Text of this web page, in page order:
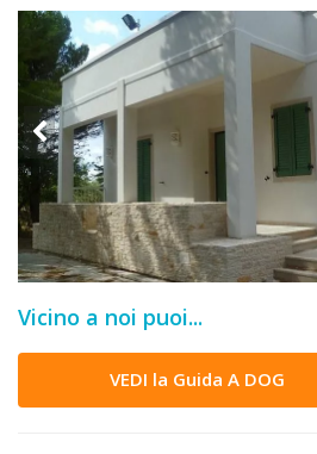
LUOGHI
A
DOG
OFFERTE
A
DOG
INFO
Vicino a noi puoi...
VEDI la Guida A DOG